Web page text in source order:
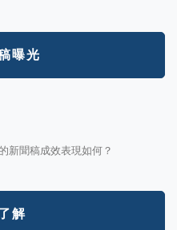
曝光
新聞稿成效表現如何？
解